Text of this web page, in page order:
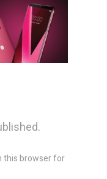
this browser for